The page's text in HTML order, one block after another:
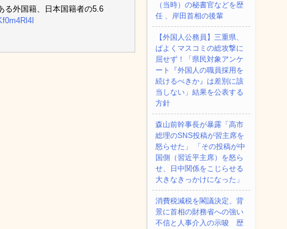
る外国籍、日本国籍者の5.6
（当時）の秘書官などを歴
任 、岸田首相の後輩
【外国人公務員】三重県、
ぱよくマスコミの総攻撃に
屈せず！「県民対象アンケ
ート『外国人の職員採用を
続けるべきか』は差別に該
当しない」結果を公表する
方針
森山前幹事長が暴露「高市
総理のSNS投稿が習主席を
怒らせた」 「その投稿が中
国側（習近平主席）を怒ら
せ、日中関係をこじらせる
大きなきっかけになった」
消費税減税を閣議決定、背
景に首相の財務省への強い
不信と人事介入の示唆 歴